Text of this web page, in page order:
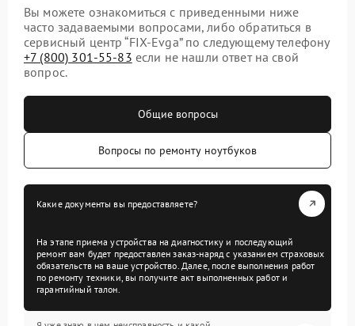
Вы можете ознакомиться с приведенными ниже
часто задаваемыми вопросами, либо обратиться в
сервисный центр “FIX-Evga” по следующему телефону
+7 (800) 301-55-83 если не нашли ответ на свой
вопрос.
Общие вопросы
Вопросы по ремонту ноутбуков
Какие документы вы предоставляете?
На этапе приема устройства на диагностику и последующий
ремонт вам будет предоставлен заказ-наряд с указанием страховых
обязательств на ваше устройство. Далее, после выполнения работ
по ремонту техники, вы получите акт выполненных работ и
гарантийный талон.